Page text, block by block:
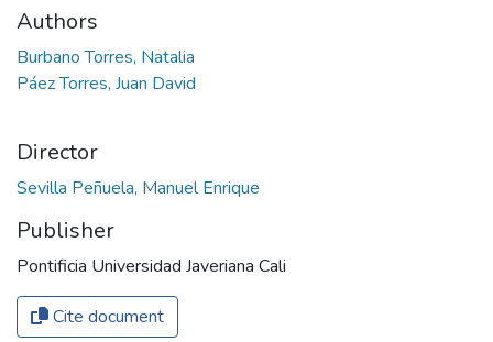
Authors
Burbano Torres, Natalia
Páez Torres, Juan David
Director
Sevilla Peñuela, Manuel Enrique
Publisher
Pontificia Universidad Javeriana Cali
Cite document